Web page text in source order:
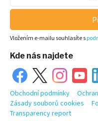
Vložením e-mailu souhlasíte s
Kde nás najdete
Obchodní podmínky
Zásady souborů cookies
Transparency report